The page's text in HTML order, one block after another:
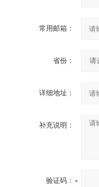
常用邮箱：
省份：
详细地址：
补充说明：
验证码：